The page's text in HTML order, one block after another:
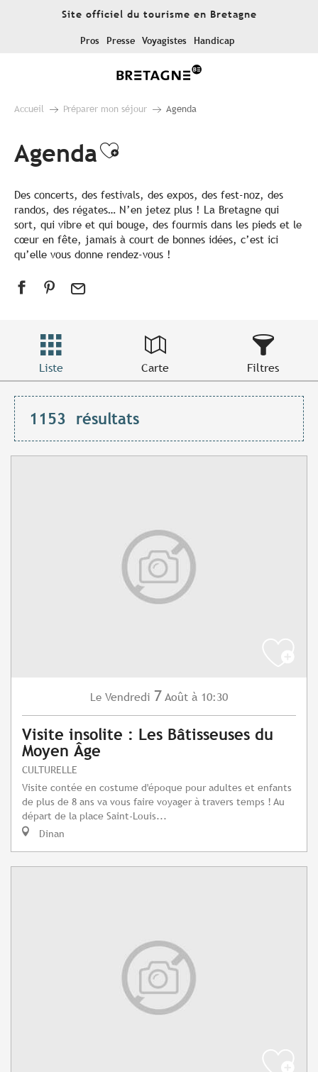
Site officiel du tourisme en Bretagne
Pros Presse Voyagistes Handicap
Accueil Préparer mon séjour Agenda
AgendaAjouter aux favoris
Des concerts, des festivals, des expos, des fest-noz, des
randos, des régates… N’en jetez plus ! La Bretagne qui
sort, qui vibre et qui bouge, des fourmis dans les pieds et le
cœur en fête, jamais à court de bonnes idées, c’est ici
qu’elle vous donne rendez-vous !
Liste Carte Filtres
1153 résultats
Le Vendredi 7 Août à 10:30
Visite insolite : Les Bâtisseuses du
Moyen Âge
CULTURELLE
Visite contée en costume d'époque pour adultes et enfants
de plus de 8 ans va vous faire voyager à travers temps ! Au
départ de la place Saint-Louis...
Dinan